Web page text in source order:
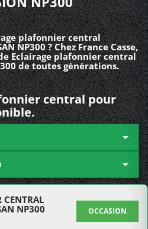
plafonnier central
NP300 ? Chez France Casse,
Eclairage plafonnier central
de toutes générations.
central pour


CENTRAL
NP300
OCCASION